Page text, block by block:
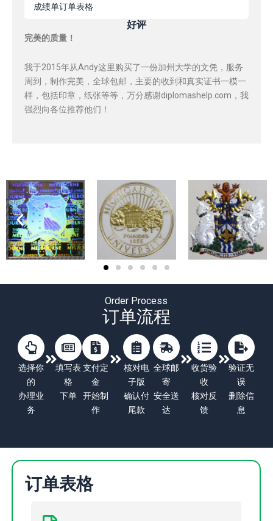
成绩单订单表格
好评
完美的质量！
我于2015年从Andy这里购买了一份加州大学的文凭，服务
周到，制作完美，全球包邮，主要的收到和真实证书一模一
样，包括印章，纸张等等，万分感谢diplomashelp.com，我
强烈向各位推荐他们！
Order Process
订单流程
选择你
的
办理业
务
填写表
格
下单
支付定
金
开始制
作
核对电
子版
确认付
尾款
全球邮
寄
安全送
达
收货验
收
核对反
馈
验证无
误
删除信
息
订单表格